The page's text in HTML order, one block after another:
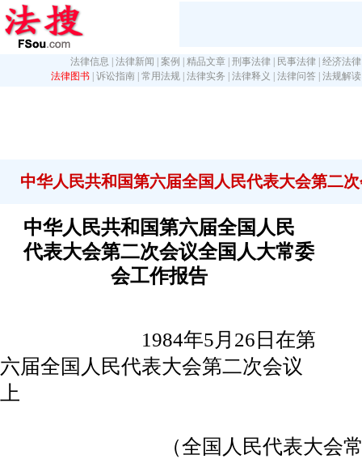
法律信息 法律新闻 案例 精品文章 刑事法律 民事法律 经济法律
法律图书 诉讼指南 常用法规 法律实务 法律释义 法律问答 法规解读
中华人民共和国第六届全国人民代表大会第二
中华人民共和国第六届全国人民
代表大会第二次会议全国人大常委
会工作报告
1984年5月26日在第
六届全国人民代表大会第二次会议
上
（全国人民代表大会常务委